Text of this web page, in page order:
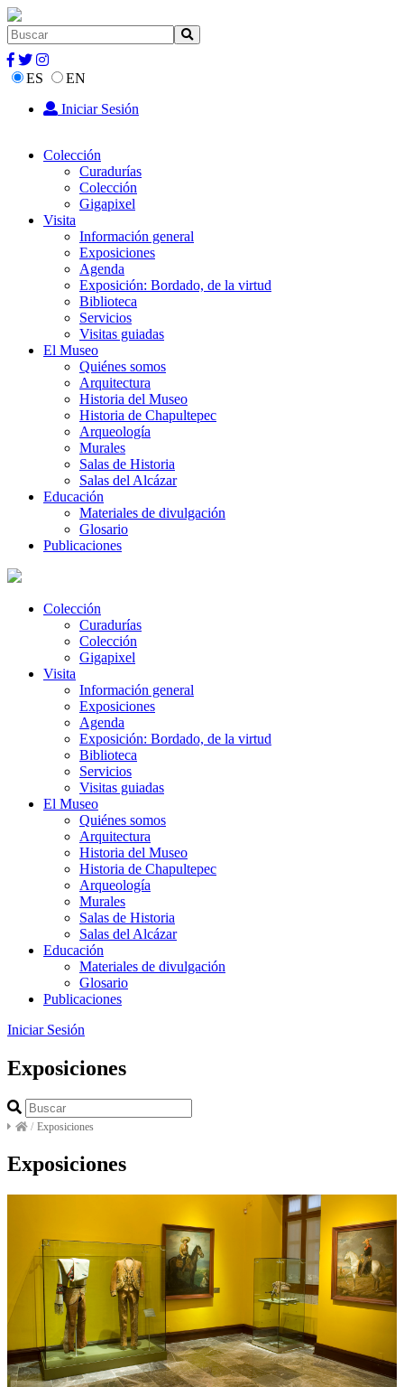
ES
EN
Iniciar Sesión
Colección
Curadurías
Colección
Gigapixel
Visita
Información general
Exposiciones
Agenda
Exposición: Bordado, de la virtud
Biblioteca
Servicios
Visitas guiadas
El Museo
Quiénes somos
Arquitectura
Historia del Museo
Historia de Chapultepec
Arqueología
Murales
Salas de Historia
Salas del Alcázar
Educación
Materiales de divulgación
Glosario
Publicaciones
Colección
Curadurías
Colección
Gigapixel
Visita
Información general
Exposiciones
Agenda
Exposición: Bordado, de la virtud
Biblioteca
Servicios
Visitas guiadas
El Museo
Quiénes somos
Arquitectura
Historia del Museo
Historia de Chapultepec
Arqueología
Murales
Salas de Historia
Salas del Alcázar
Educación
Materiales de divulgación
Glosario
Publicaciones
Iniciar Sesión
Exposiciones
/ Exposiciones
Exposiciones